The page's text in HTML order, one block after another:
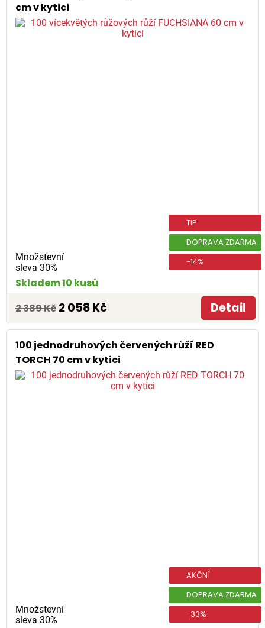
cm v kytici
Množstevní
sleva 30%
TIP
DOPRAVA ZDARMA
-14%
Skladem 10 kusů
2 389 Kč 2 058 Kč Detail
100 jednodruhových červených růží RED
TORCH 70 cm v kytici
Množstevní
sleva 30%
AKČNÍ
DOPRAVA ZDARMA
-33%